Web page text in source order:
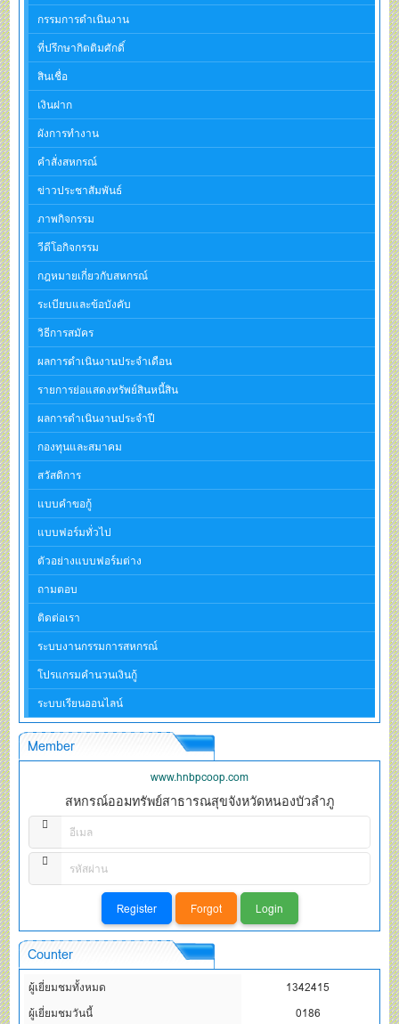
กรรมการดำเนินงาน
ที่ปรึกษากิตติมศักดิ์
สินเชื่อ
เงินฝาก
ผังการทำงาน
คำสั่งสหกรณ์
ข่าวประชาสัมพันธ์
ภาพกิจกรรม
วีดีโอกิจกรรม
กฎหมายเกี่ยวกับสหกรณ์
ระเบียบและข้อบังคับ
วิธีการสมัคร
ผลการดำเนินงานประจำเดือน
รายการย่อแสดงทรัพย์สินหนี้สิน
ผลการดำเนินงานประจำปี
กองทุนและสมาคม
สวัสดิการ
แบบคำขอกู้
แบบฟอร์มทั่วไป
ตัวอย่างแบบฟอร์มต่าง
ถามตอบ
ติดต่อเรา
ระบบงานกรรมการสหกรณ์
โปรแกรมคำนวนเงินกู้
ระบบเรียนออนไลน์
Member
www.hnbpcoop.com
สหกรณ์ออมทรัพย์สาธารณสุขจังหวัดหนองบัวลำภู
Counter
ผู้เยี่ยมชมทั้งหมด
1342415
ผู้เยี่ยมชมวันนี้
0186